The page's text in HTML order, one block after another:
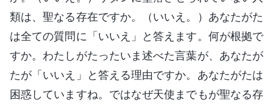
類は、聖なる存在ですか。（いいえ。）あなたがた
は全ての質問に「いいえ」と答えます。何が根拠で
すか。わたしがたったいま述べた言葉が、あなたが
たが「いいえ」と答える理由ですか。あなたがたは
困惑していますね。ではなぜ天使までもが聖なる存